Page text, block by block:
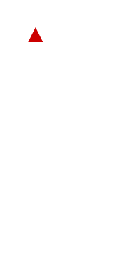
▲